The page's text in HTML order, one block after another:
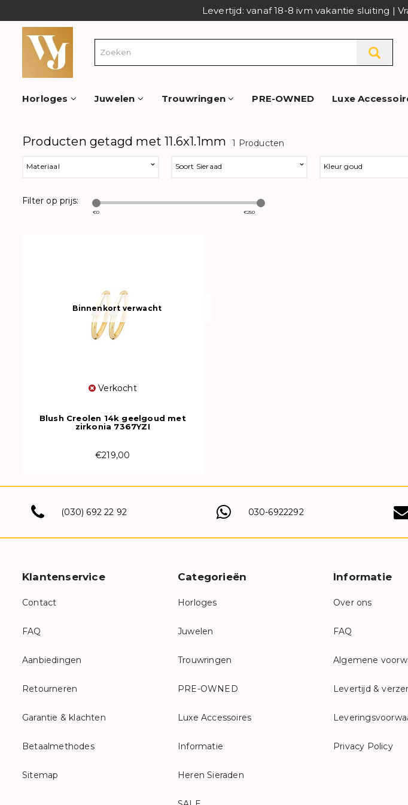
Levertijd: vanaf 18-8 ivm vakantie sluiting |
Horloges Juwelen Trouwringen PRE-OWNED Luxe
Producten getagd met 11.6x1.1mm 1 Producten
Materiaal Soort Sieraad Kleur goud
Filter op prijs:
€0 €250
Binnenkort verwacht
Verkocht
Blush Creolen 14k geelgoud met
zirkonia 7367YZI
€219,00
(030) 692 22 92 030-6922292
Klantenservice
Contact
FAQ
Aanbiedingen
Retourneren
Garantie & klachten
Betaalmethodes
Sitemap
Categorieën
Horloges
Juwelen
Trouwringen
PRE-OWNED
Luxe Accessoires
Informatie
Heren Sieraden
Informatie
Over ons
FAQ
Algemene
Levertijd &
Privacy Policy